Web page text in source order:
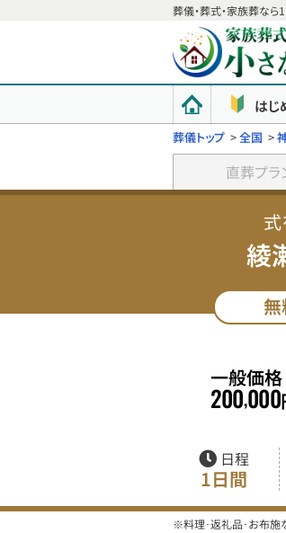
葬儀・葬式・家族葬なら
はじ
葬儀トップ >全国 >
直葬プラ
綾
一般価格
200,000
日程
1日間
※料理･返礼品･お布施